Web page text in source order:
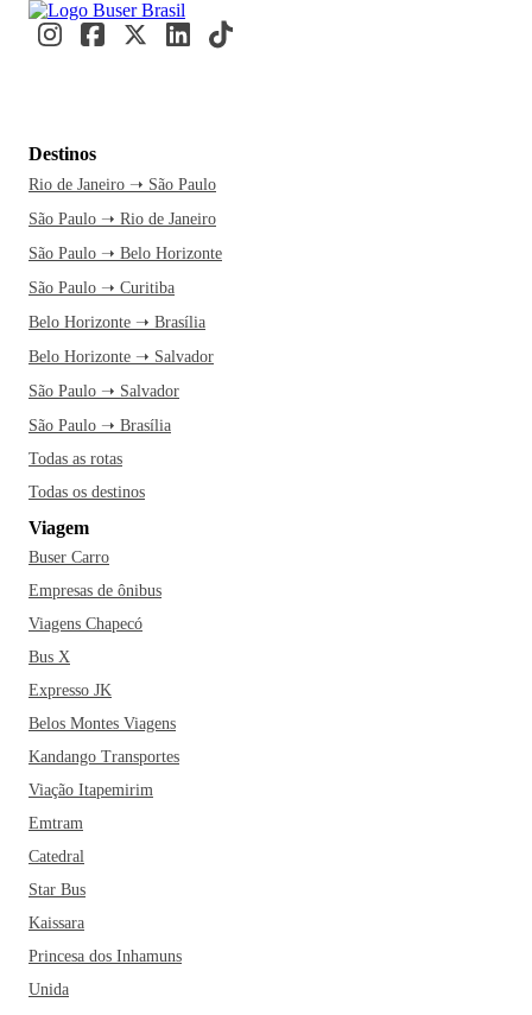
Destinos
Rio de Janeiro ➝ São Paulo
São Paulo ➝ Rio de Janeiro
São Paulo ➝ Belo Horizonte
São Paulo ➝ Curitiba
Belo Horizonte ➝ Brasília
Belo Horizonte ➝ Salvador
São Paulo ➝ Salvador
São Paulo ➝ Brasília
Todas as rotas
Todas os destinos
Viagem
Buser Carro
Empresas de ônibus
Viagens Chapecó
Bus X
Expresso JK
Belos Montes Viagens
Kandango Transportes
Viação Itapemirim
Emtram
Catedral
Star Bus
Kaissara
Princesa dos Inhamuns
Unida